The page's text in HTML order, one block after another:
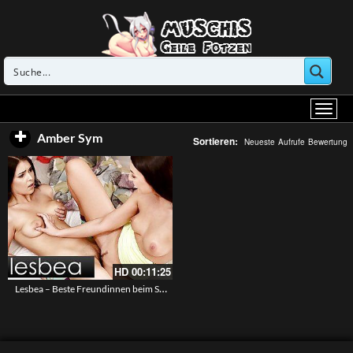
Amber Sym Sortieren: Neueste Aufrufe Bewertung
HD 00:11:25
Lesbea – Beste Freundinnen beim Scissoring – Katy Rose und Teana Dash